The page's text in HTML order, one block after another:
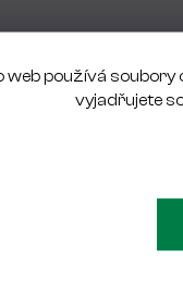
web používá soubory
vyjadřujete
organickému prachu